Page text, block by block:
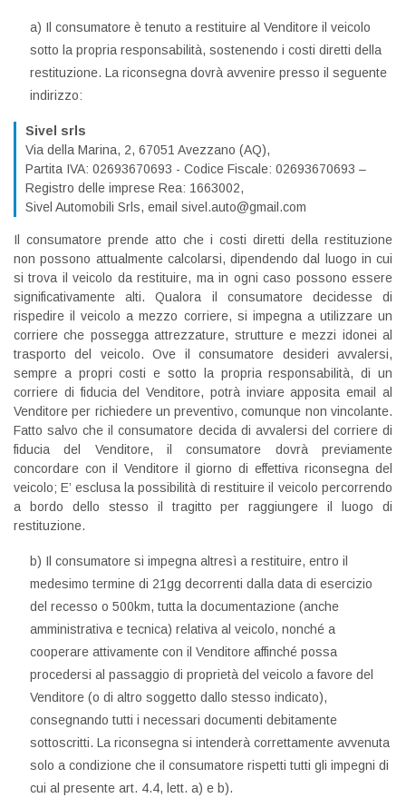
a) Il consumatore è tenuto a restituire al Venditore il veicolo
sotto la propria responsabilità, sostenendo i costi diretti della
restituzione. La riconsegna dovrà avvenire presso il seguente
indirizzo:
Sivel srls
Via della Marina, 2, 67051 Avezzano (AQ),
Partita IVA: 02693670693 - Codice Fiscale: 02693670693 –
Registro delle imprese Rea: 1663002,
Sivel Automobili Srls, email sivel.auto@gmail.com
Il consumatore prende atto che i costi diretti della restituzione
non possono attualmente calcolarsi, dipendendo dal luogo in cui
si trova il veicolo da restituire, ma in ogni caso possono essere
significativamente alti. Qualora il consumatore decidesse di
rispedire il veicolo a mezzo corriere, si impegna a utilizzare un
corriere che possegga attrezzature, strutture e mezzi idonei al
trasporto del veicolo. Ove il consumatore desideri avvalersi,
sempre a propri costi e sotto la propria responsabilità, di un
corriere di fiducia del Venditore, potrà inviare apposita email al
Venditore per richiedere un preventivo, comunque non vincolante.
Fatto salvo che il consumatore decida di avvalersi del corriere di
fiducia del Venditore, il consumatore dovrà previamente
concordare con il Venditore il giorno di effettiva riconsegna del
veicolo; E’ esclusa la possibilità di restituire il veicolo percorrendo
a bordo dello stesso il tragitto per raggiungere il luogo di
restituzione.
b) Il consumatore si impegna altresì a restituire, entro il
medesimo termine di 21gg decorrenti dalla data di esercizio
del recesso o 500km, tutta la documentazione (anche
amministrativa e tecnica) relativa al veicolo, nonché a
cooperare attivamente con il Venditore affinché possa
procedersi al passaggio di proprietà del veicolo a favore del
Venditore (o di altro soggetto dallo stesso indicato),
consegnando tutti i necessari documenti debitamente
sottoscritti. La riconsegna si intenderà correttamente avvenuta
solo a condizione che il consumatore rispetti tutti gli impegni di
cui al presente art. 4.4, lett. a) e b).